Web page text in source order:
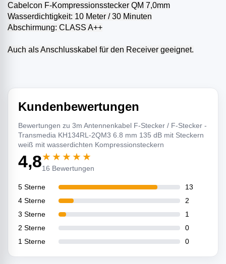
Cabelcon F-Kompressionsstecker QM 7,0mm
Wasserdichtigkeit: 10 Meter / 30 Minuten
Abschirmung: CLASS A++
Auch als Anschlusskabel für den Receiver geeignet.
Kundenbewertungen
Bewertungen zu 3m Antennenkabel F-Stecker / F-Stecker -
Transmedia KH134RL-2QM3 6.8 mm 135 dB mit Steckern
weiß mit wasserdichten Kompressionsteckern
4,8★★★★★
16 Bewertungen
5 Sterne
13
4 Sterne
2
3 Sterne
1
2 Sterne
0
1 Sterne
0